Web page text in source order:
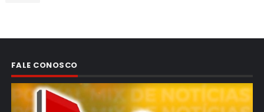
FALE CONOSCO